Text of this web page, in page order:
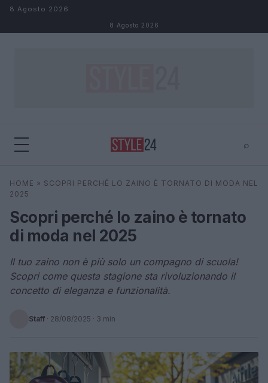
Salta al contenuto
8 Agosto 2026
8 Agosto 2026
⌕
Cerca ⌕ ×
HOME » SCOPRI PERCHÉ LO ZAINO È TORNATO DI MODA NEL
2025
Scopri perché lo zaino è tornato
di moda nel 2025
Il tuo zaino non è più solo un compagno di scuola!
Scopri come questa stagione sta rivoluzionando il
concetto di eleganza e funzionalità.
Staff · 28/08/2025 · 3 min